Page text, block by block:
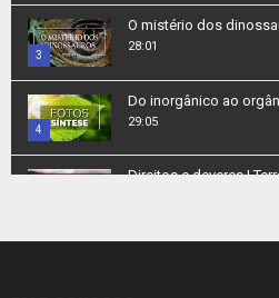
Thumbnail
youtube
3
Thumbnail
youtube
O mistério dos
28:01
4
Thumbnail
Do inorgânico ao
29:05
Direitos e deveres |